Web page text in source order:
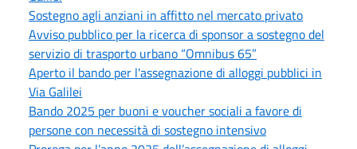
Sostegno agli anziani in affitto nel mercato privato
Avviso pubblico per la ricerca di sponsor a sostegno del
servizio di trasporto urbano “Omnibus 65”
Aperto il bando per l'assegnazione di alloggi pubblici in
Via Galilei
Bando 2025 per buoni e voucher sociali a favore di
persone con necessità di sostegno intensivo